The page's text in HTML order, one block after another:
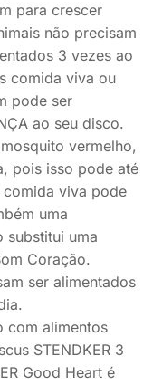
para crescer
não precisam
3 vezes ao
comida viva ou
pode ser
ao seu disco.
vermelho,
pois isso pode até
comida viva pode
uma
substitui uma
Coração.
ser alimentados
com alimentos
STENDKER 3
Good Heart é